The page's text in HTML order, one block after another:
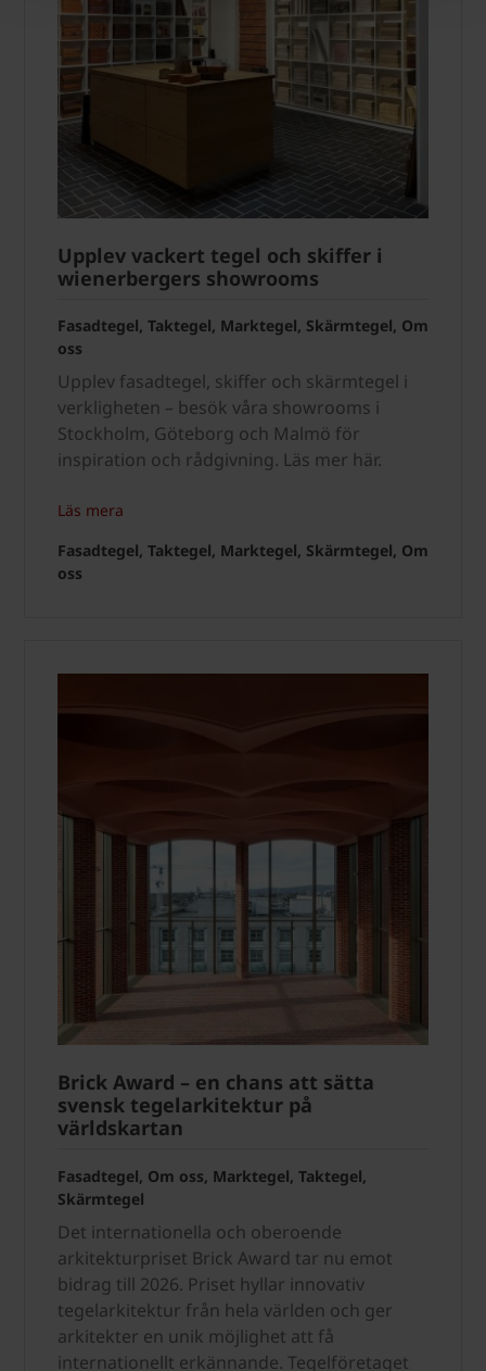
Upplev vackert tegel och skiffer i
wienerbergers showrooms
Fasadtegel, Taktegel, Marktegel, Skärmtegel, Om
oss
Upplev fasadtegel, skiffer och skärmtegel i
verkligheten – besök våra showrooms i
Stockholm, Göteborg och Malmö för
inspiration och rådgivning. Läs mer här.
Läs mera
Fasadtegel, Taktegel, Marktegel, Skärmtegel, Om
oss
Brick Award – en chans att sätta
svensk tegelarkitektur på
världskartan
Fasadtegel, Om oss, Marktegel, Taktegel,
Skärmtegel
Det internationella och oberoende
arkitekturpriset Brick Award tar nu emot
bidrag till 2026. Priset hyllar innovativ
tegelarkitektur från hela världen och ger
arkitekter en unik möjlighet att få
internationellt erkännande. Tegelföretaget